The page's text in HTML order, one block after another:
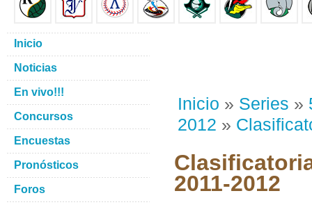
Inicio » Series »
2012 »
2011-2012
Inicio
Noticias
En vivo!!!
Concursos
Encuestas
Pronósticos
Foros